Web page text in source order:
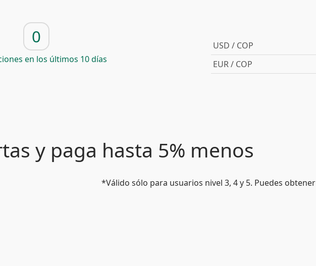
0
en los últimos 10 días
USD / COP
EUR / COP
y paga hasta 5% menos
*Válido sólo para usuarios nivel 3, 4 y 5. Puedes obtener